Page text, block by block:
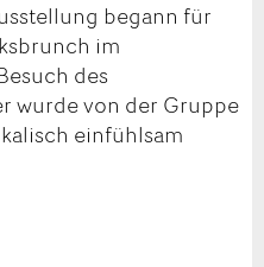
begann für
im
des
wurde von der Gruppe
einfühlsam